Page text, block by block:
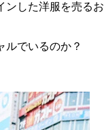
ンした洋服を売るお
ルでいるのか？